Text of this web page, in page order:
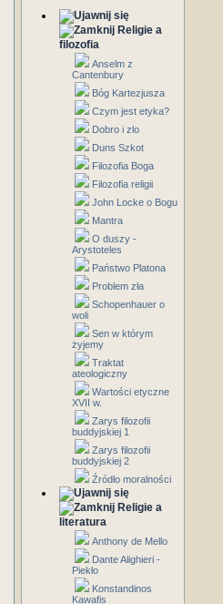
Religie a
filozofia
Anselm z
Cantenbury
Bóg Kartezjusza
Czym jest etyka?
Dobro i zlo
Duns Szkot
Filozofia Boga
Filozofia religii
John Locke o Bogu
Mantra
O duszy -
Arystoteles
Państwo Platona
Problem zła
Schopenhauer o
woli
Sen w którym
żyjemy
Traktat
ateologiczny
Wartości etyczne
XVII w.
Zarys filozofii
buddyjskiej 1
Zarys filozofii
buddyjskiej 2
Źródło moralności
Religie a
literatura
Anthony de Mello
Dante Alighieri -
Piekło
Konstandinos
Kawafis